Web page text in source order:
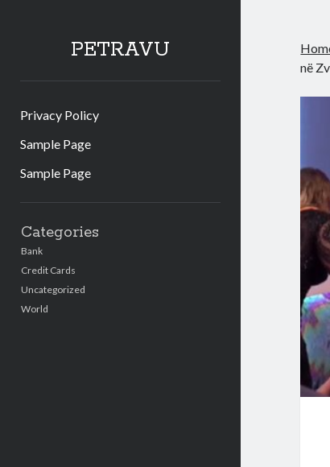
PETRAVU
Privacy Policy
Sample Page
Sample Page
Categories
Bank
Credit Cards
Uncategorized
World
në